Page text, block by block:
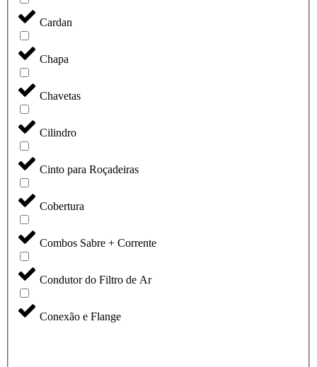
Cardan
Chapa
Chavetas
Cilindro
Cinto para Roçadeiras
Cobertura
Combos Sabre + Corrente
Condutor do Filtro de Ar
Conexão e Flange